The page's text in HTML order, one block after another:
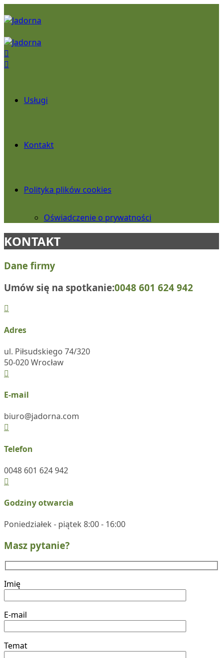
Usługi
Kontakt
Polityka plików cookies
Oświadczenie o prywatności
KONTAKT
Dane firmy
Umów się na spotkanie:0048 601 624 942
Adres
ul. Piłsudskiego 74/320
50-020 Wrocław
E-mail
biuro@jadorna.com
Telefon
0048 601 624 942
Godziny otwarcia
Poniedziałek - piątek 8:00 - 16:00
Masz pytanie?
Imię
E-mail
Temat